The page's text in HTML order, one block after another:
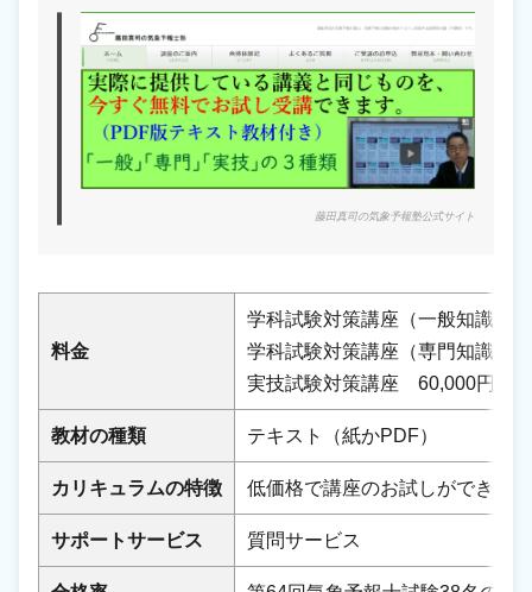
藤田真司の気象予報塾公式サイト
料金
学科試験対策講座（一般知識コ
学科試験対策講座（専門知識コ
実技試験対策講座 60,000円
教材の種類 テキスト（紙かPDF）
カリキュラムの特徴 低価格で講座のお試しができる
サポートサービス 質問サービス